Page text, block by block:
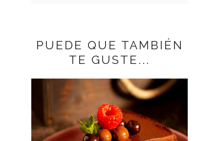
PUEDE QUE TAMBIÉN
TE GUSTE...